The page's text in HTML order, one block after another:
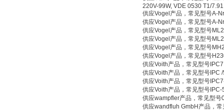
220V-99W, VDE 0530 T1/
供应Vogel产品，常见型号A-
供应Vogel产品，常见型号A-
供应Vogel产品，常见型号
供应Vogel产品，常见型号
供应Vogel产品，常见型号
供应Vogel产品，常见型号
供应Voith产品，常见型号
供应Voith产品，常见型号IPC
供应Voith产品，常见型号
供应Voith产品，常见型号IPC-
供应wampfler产品，常见型
供应wandfluh GmbH产品，